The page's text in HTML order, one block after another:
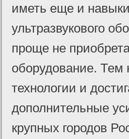
иметь еще и
ультразвукового
проще не
оборудование.
технологии и
дополнительные
крупных городов